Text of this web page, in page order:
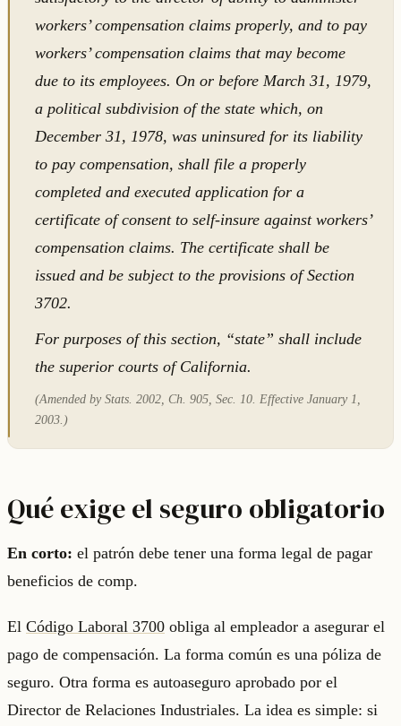
workers’ compensation claims properly, and to pay
workers’ compensation claims that may become
due to its employees. On or before March 31, 1979,
a political subdivision of the state which, on
December 31, 1978, was uninsured for its liability
to pay compensation, shall file a properly
completed and executed application for a
certificate of consent to self-insure against workers’
compensation claims. The certificate shall be
issued and be subject to the provisions of Section
3702.
For purposes of this section, “state” shall include
the superior courts of California.
(Amended by Stats. 2002, Ch. 905, Sec. 10. Effective January 1,
2003.)
Qué exige el seguro obligatorio
En corto: el patrón debe tener una forma legal de pagar
beneficios de comp.
El Código Laboral 3700 obliga al empleador a asegurar el
pago de compensación. La forma común es una póliza de
seguro. Otra forma es autoaseguro aprobado por el
Director de Relaciones Industriales. La idea es simple: si